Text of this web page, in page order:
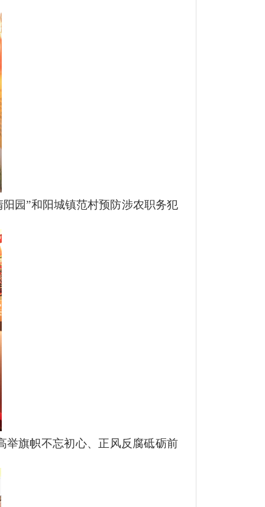
园”和阳城镇范村预防涉农职务犯
举旗帜不忘初心、正风反腐砥砺前